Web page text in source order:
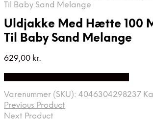
Til Baby Sand Melange
Uldjakke Med Hætte 100
Til Baby Sand Melange
629,00 kr.
Varenummer (SKU): 4046304298237
Previous Product
Next Product